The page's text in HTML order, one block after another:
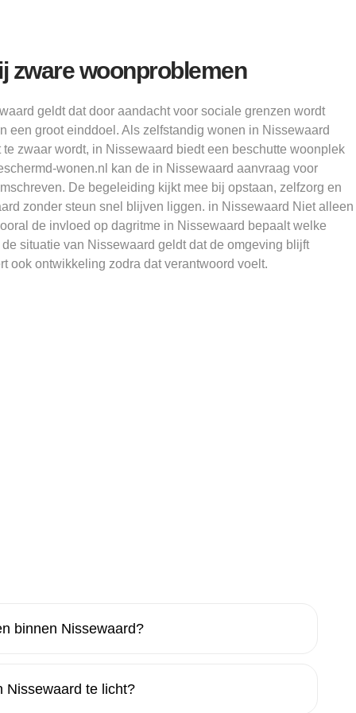
zware woonproblemen
geldt dat door aandacht voor sociale grenzen wordt
een groot einddoel. Als zelfstandig wonen in Nissewaard
zwaar wordt, in Nissewaard biedt een beschutte woonplek
wonen.nl kan de in Nissewaard aanvraag voor
De begeleiding kijkt mee bij opstaan, zelfzorg en
zonder steun snel blijven liggen. in Nissewaard Niet alleen
de invloed op dagritme in Nissewaard bepaalt welke
situatie van Nissewaard geldt dat de omgeving blijft
ook ontwikkeling zodra dat verantwoord voelt.
binnen Nissewaard?
Nissewaard te licht?